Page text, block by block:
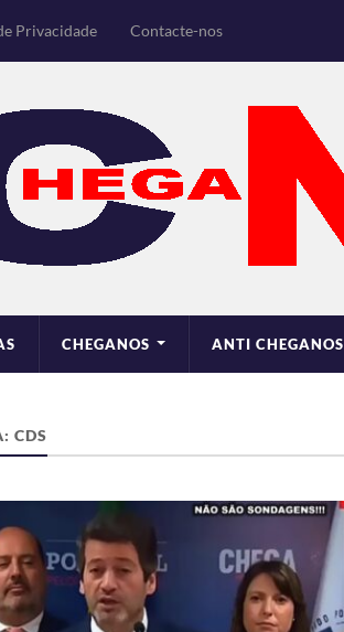
Privacidade Contacte-nos
CHEGANOS ANTI CHEGANOS
CDS